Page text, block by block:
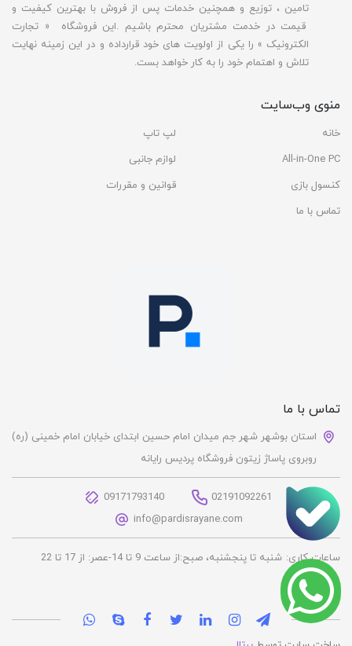
تامین ، توزیع و همچنین خدمات پس از فروش با بهترین کیفیت و
قیمت در خدمت مشتریان محترم باشیم .این فروشگاه « تجارت
الکترونیک » را یکی از اولویت های خود قرارداده و در این زمینه نهایت
تلاش و اهتمام خود را به کار خواهد بست.
منوی وب‌سایت
خانه
لپ تاپ
All-in-One PC
لوازم جانبی
کنسول بازی
قوانین و مقررات
تماس با ما
تماس با ما
استان بوشهر شهر جم میدان امام حسین ابتدای خیابان امام خمینی (ره)
روبروی پاساژ زیتون فروشگاه پردیس رایانه
09171793140
02191092261
info@pardisrayane.com
ساعات کاری: شنبه تا پنجشنبه، صبح:از ساعت 9 تا 14-عصر: از 17 تا 22